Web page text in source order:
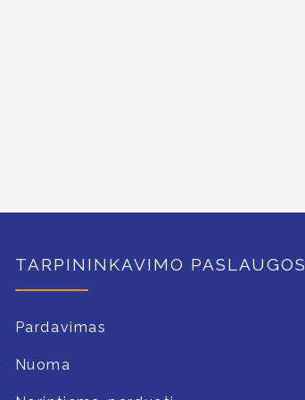
TARPININKAVIMO PASLAUGOS
Pardavimas
Nuoma